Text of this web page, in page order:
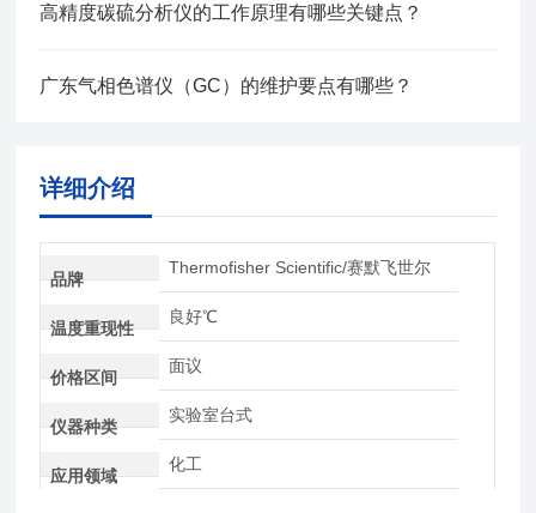
高精度碳硫分析仪的工作原理有哪些关键点？
广东气相色谱仪（GC）的维护要点有哪些？
详细介绍
品牌
Thermofisher Scientific/赛默飞世尔
温度重现性
良好℃
价格区间
面议
仪器种类
实验室台式
应用领域
化工